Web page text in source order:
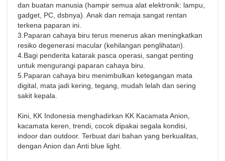
dan buatan manusia (hampir semua alat elektronik: lampu,
gadget, PC, dsbnya). Anak dan remaja sangat rentan
terkena paparan ini.
3.Paparan cahaya biru terus menerus akan meningkatkan
resiko degenerasi macular (kehilangan penglihatan).
4.Bagi penderita katarak pasca operasi, sangat penting
untuk mengurangi paparan cahaya biru.
5.Paparan cahaya biru menimbulkan ketegangan mata
digital, mata jadi kering, tegang, mudah lelah dan sering
sakit kepala.
Kini, KK Indonesia menghadirkan KK Kacamata Anion,
kacamata keren, trendi, cocok dipakai segala kondisi,
indoor dan outdoor. Terbuat dari bahan yang berkualitas,
dengan Anion dan Anti blue light.